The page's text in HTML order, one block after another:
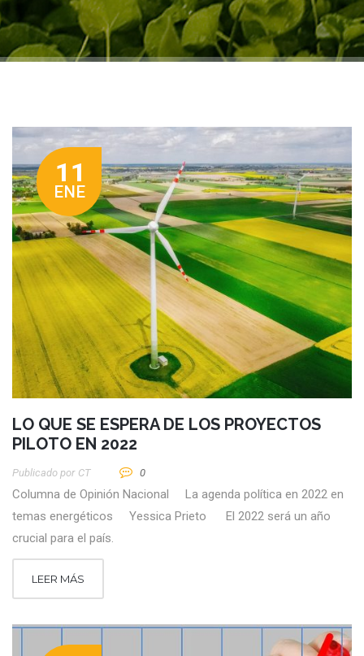
11
ENE
LO QUE SE ESPERA DE LOS PROYECTOS
PILOTO EN 2022
Publicado por CT 0
Columna de Opinión Nacional La agenda política en 2022 en
temas energéticos Yessica Prieto El 2022 será un año
crucial para el país.
LEER MÁS